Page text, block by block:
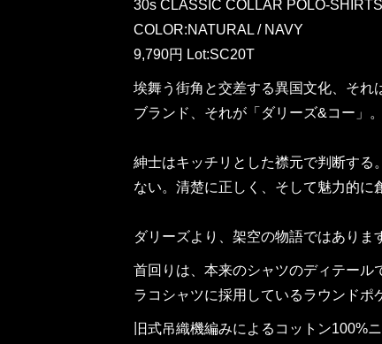
30s CLASSIC COLLAR POLO-SHIRTS
COLOR:NATURAL / NAVY
9,790円 Lot:SC20T
埃舞う街角と交差する異国文化、それ
ブランド、それが「ダリーズ&コー」。
紳士はキッチリとした襟元で判断する
ない。清楚に正しく、そして魅力的に
ダリーズより、架空の物語ではありま
首回りは、本来のシャツのディテール
ラコシャツに採用しているラウンドポ
旧式吊織機編みによるコットン100%